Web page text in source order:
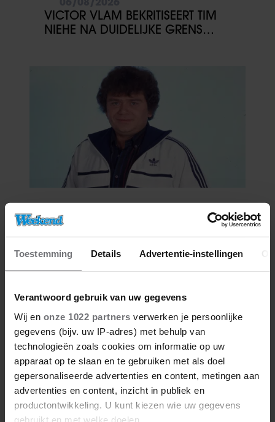
Toestemming Details Advertentie-instellingen
Verantwoord gebruik van uw gegevens
Wij en onze 1022 partners verwerken je persoonlijke
gegevens (bijv. uw IP-adres) met behulp van
technologieën zoals cookies om informatie op uw
apparaat op te slaan en te gebruiken met als doel
gepersonaliseerde advertenties en content, metingen aan
advertenties en content, inzicht in publiek en
productontwikkeling. U kunt kiezen wie uw gegevens
gebruikt en met welke doelen.
VICTOR VLAM BEKRITISEERT TIM
NIEHE NA DUIDELIJKE GRENS
ROXEANNE EN ANDRÉ HAZES
DENKEN TERUG AAN ‘KAPOT
ENGE’ HAZES-IMITATOR: ‘ECHT
06/08/2026